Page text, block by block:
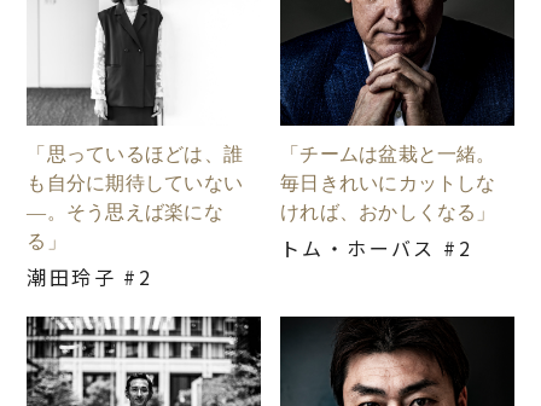
「思っているほどは、誰
も自分に期待していない
―。そう思えば楽にな
る」
潮田玲子 #2
「チームは盆栽と一緒。
毎日きれいにカットしな
ければ、おかしくなる」
トム・ホーバス #2